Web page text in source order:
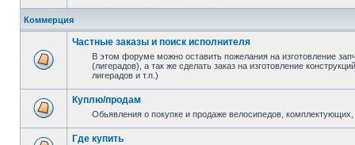
Коммерция
Частные заказы и поиск исполнителя
В этом форуме можно оставить пожелания на изготовление
(лигерадов), а так же сделать заказ на изготовление
лигерадов и т.п.)
Куплю/продам
Обьявления о покупке и продаже велосипедов,
Где купить